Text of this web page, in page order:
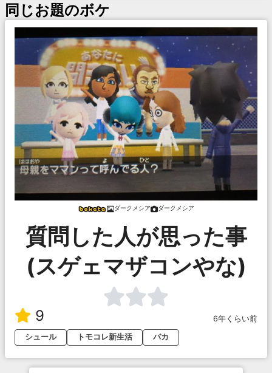
同じお題のボケ
ダークメシア ダークメシア
質問した人が思った事
(スゲェマザコンやな)
9
6年くらい前
シュール
トモコレ新生活 バカ